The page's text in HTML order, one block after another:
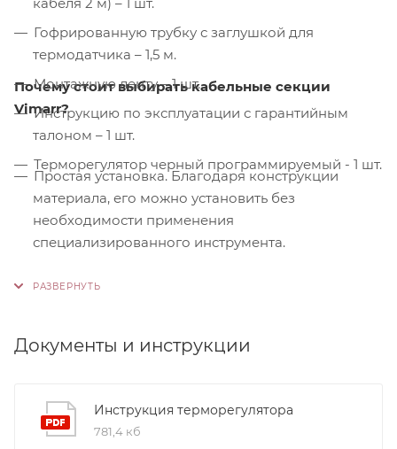
Гофрированную трубку с заглушкой для
термодатчика – 1,5 м.
Монтажную ленту – 1 шт.
Инструкцию по эксплуатации с гарантийным
талоном – 1 шт.
Терморегулятор черный программируемый - 1 шт.
Почему стоит выбирать кабельные секции
Vimarr?
Простая установка. Благодаря конструкции
материала, его можно установить без
необходимости применения
специализированного инструмента.
используются только высококачественные
9001:2015. Это обеспечивает надежность и
Документы и инструкции
Инструкция терморегулятора
781,4 кб